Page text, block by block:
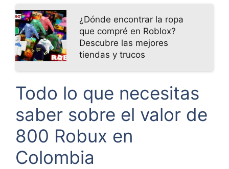
¿Dónde encontrar la ropa
que compré en Roblox?
Descubre las mejores
tiendas y trucos
Todo lo que necesitas
saber sobre el valor de
800 Robux en
Colombia